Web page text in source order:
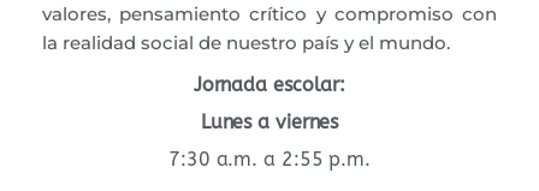
valores, pensamiento crítico y compromiso con
la realidad social de nuestro país y el mundo.
Jornada escolar:
Lunes a viernes
7:30 a.m. a 2:55 p.m.